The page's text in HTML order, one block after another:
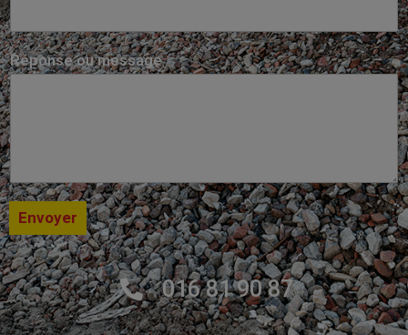
Réponse ou message
Envoyer
016 81 90 87